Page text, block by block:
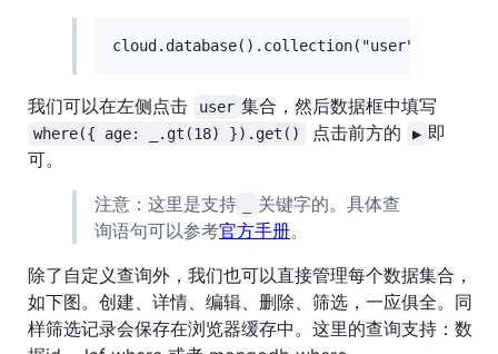
我们可以在左侧点击 user 集合，然后数据框中填写
where({ age: _.gt(18) }).get() 点击前方的 ▶ 即
可。
注意：这里是支持
关键字的。具体查
询语句可以参考官方手册。
除了自定义查询外，我们也可以直接管理每个数据集合，
如下图。创建、详情、编辑、删除、筛选，一应俱全。同
样筛选记录会保存在浏览器缓存中。这里的查询支持：数